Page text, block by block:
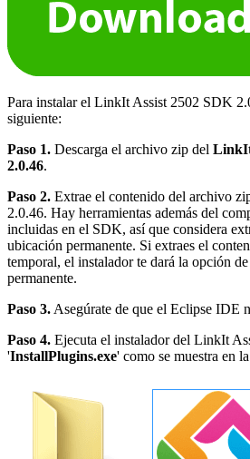
Para instalar el LinkIt Assist 2502 SDK
siguiente:
Paso 1. Descarga el archivo zip del LinkIt
2.0.46.
Paso 2. Extrae el contenido del archivo
2.0.46. Hay herramientas además del
incluidas en el SDK, así que considera
ubicación permanente. Si extraes el
temporal, el instalador te dará la opción
permanente.
Paso 3. Asegúrate de que el Eclipse IDE
Paso 4. Ejecuta el instalador del LinkIt
'InstallPlugins.exe' como se muestra en